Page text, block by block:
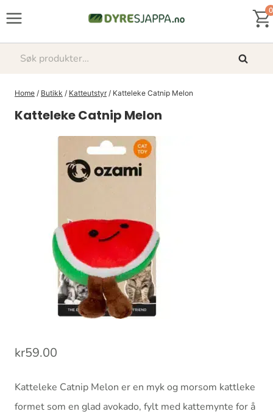
0
Søk
Søk
Home / Butikk / Katteutstyr / Katteleke Catnip Melon
Katteleke Catnip Melon
kr59.00
Katteleke Catnip Melon er en myk og morsom kattleke
formet som en glad avokado, fylt med kattemynte for å